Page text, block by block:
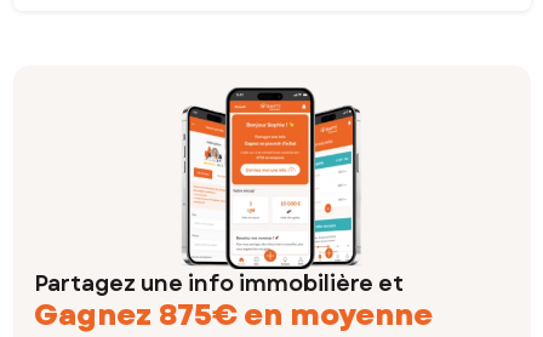
Partagez une info immobilière et
Gagnez 875€ en moyenne